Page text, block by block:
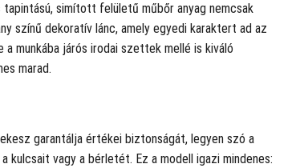
simított felületű műbőr anyag nemcsak
színű dekoratív lánc, amely egyedi karaktert ad az
munkába járós irodai szettek mellé is kiváló
marad.
garantálja értékei biztonságát, legyen szó a
vagy a bérletét. Ez a modell igazi mindenes: